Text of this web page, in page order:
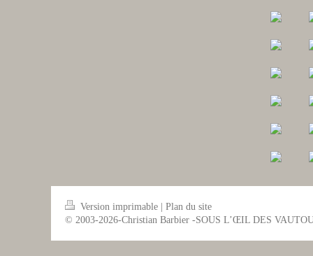
Version imprimable
Plan du site
© 2003-2026-Christian Barbier -SOUS L’ŒIL DES